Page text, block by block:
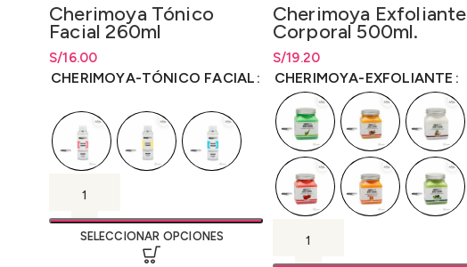
Cherimoya Tónico
Facial 260ml
S/16.00
Rango de precios: desde
hastaS/16.00
CHERIMOYA-TÓNICO FACIAL
SELECCIONAR OPCIONES
Cherimoya Exfoliante
Corporal 500ml.
S/19.20
Rango de precios: desde
hastaS/19.20
CHERIMOYA-EXFOLIANTE